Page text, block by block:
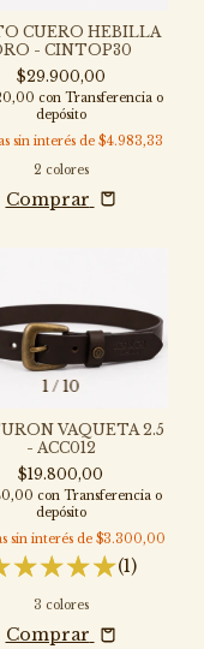
CUERO HEBILLA
- CINTOP30
$29.900,00
con Transferencia o
depósito
sin interés de $4.983,33
2 colores
Comprar
1 / 10
VAQUETA 2.5
- ACC012
$19.800,00
con Transferencia o
depósito
sin interés de $3.300,00
(1)
3 colores
Comprar